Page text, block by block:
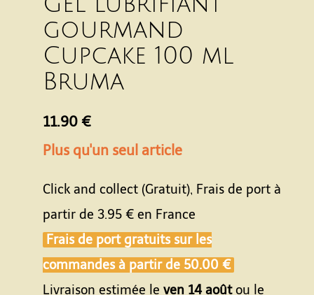
gourmand
Cupcake 100 ml
Bruma
11.90 €
Plus qu'un seul article
Click and collect (Gratuit), Frais de port à
partir de 3.95 € en France
Frais de port gratuits sur les
commandes à partir de 50.00 €
Livraison estimée le ven 14 aoûtou le